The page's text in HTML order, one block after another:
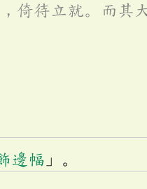
倚待立就。而其
邊幅 」。